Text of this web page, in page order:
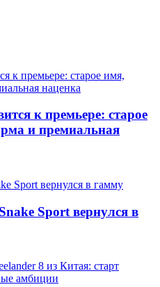
к премьере: старое
и премиальная
Sport вернулся в